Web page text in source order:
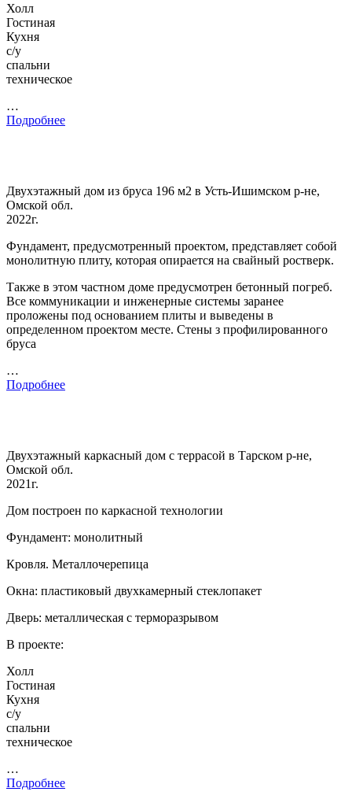
Холл
Гостиная
Кухня
с/у
спальни
техническое
…
Подробнее
Двухэтажный дом из бруса 196 м2 в Усть-Ишимском р-не,
Омской обл.
2022г.
Фундамент, предусмотренный проектом, представляет собой
монолитную плиту, которая опирается на свайный ростверк.
Также в этом частном доме предусмотрен бетонный погреб.
Все коммуникации и инженерные системы заранее
проложены под основанием плиты и выведены в
определенном проектом месте. Стены з профилированного
бруса
…
Подробнее
Двухэтажный каркасный дом с террасой в Тарском р-не,
Омской обл.
2021г.
Дом построен по каркасной технологии
Фундамент: монолитный
Кровля. Металлочерепица
Окна: пластиковый двухкамерный стеклопакет
Дверь: металлическая с терморазрывом
В проекте:
Холл
Гостиная
Кухня
с/у
спальни
техническое
…
Подробнее